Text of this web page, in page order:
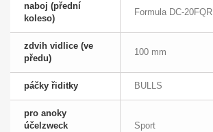
naboj (přední
koleso)
Formula DC-20FQR
zdvih vidlice (ve
předu)
100 mm
páčky řiditky BULLS
pro anoky
účelzweck
Sport